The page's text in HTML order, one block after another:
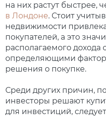
на них растут быстрее,
в Лондоне. Стоит
недвижимости
покупателей, а это
располагаемого
определяющими
решения о покупке.
Среди других причин,
инвесторы решают
для инвестиций,